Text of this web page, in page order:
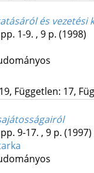
és vezetési
pp. 1-9. , 9 p. (1998)
Független: 17,
pp. 9-17. , 9 p. (1997)